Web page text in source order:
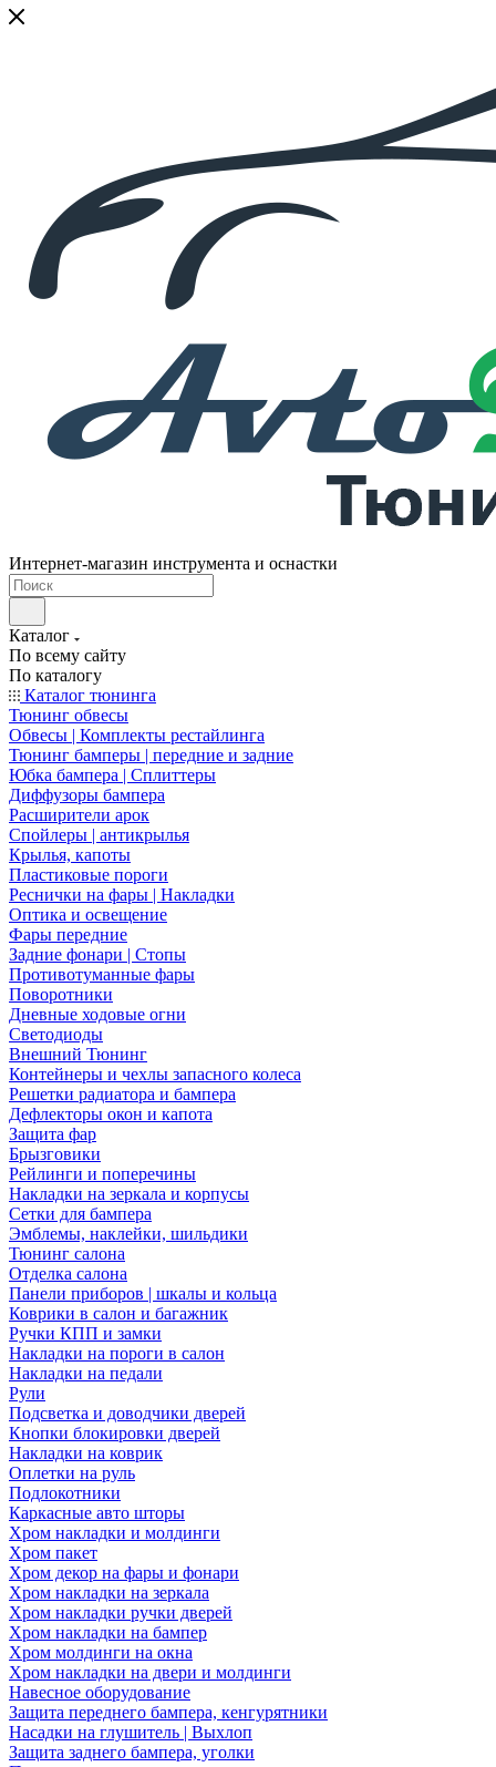
Интернет-магазин инструмента и оснастки
Каталог
По всему сайту
По каталогу
Каталог тюнинга
Тюнинг обвесы
Обвесы | Комплекты рестайлинга
Тюнинг бамперы | передние и задние
Юбка бампера | Сплиттеры
Диффузоры бампера
Расширители арок
Спойлеры | антикрылья
Крылья, капоты
Пластиковые пороги
Реснички на фары | Накладки
Оптика и освещение
Фары передние
Задние фонари | Стопы
Противотуманные фары
Поворотники
Дневные ходовые огни
Светодиоды
Внешний Тюнинг
Контейнеры и чехлы запасного колеса
Решетки радиатора и бампера
Дефлекторы окон и капота
Защита фар
Брызговики
Рейлинги и поперечины
Накладки на зеркала и корпусы
Сетки для бампера
Эмблемы, наклейки, шильдики
Тюнинг салона
Отделка салона
Панели приборов | шкалы и кольца
Коврики в салон и багажник
Ручки КПП и замки
Накладки на пороги в салон
Накладки на педали
Рули
Подсветка и доводчики дверей
Кнопки блокировки дверей
Накладки на коврик
Оплетки на руль
Подлокотники
Каркасные авто шторы
Хром накладки и молдинги
Хром пакет
Хром декор на фары и фонари
Хром накладки на зеркала
Хром накладки ручки дверей
Хром накладки на бампер
Хром молдинги на окна
Хром накладки на двери и молдинги
Навесное оборудование
Защита переднего бампера, кенгурятники
Насадки на глушитель | Выхлоп
Защита заднего бампера, уголки